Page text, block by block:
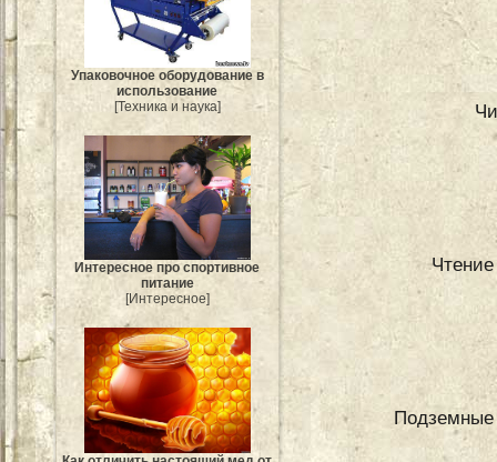
Упаковочное оборудование в
использование
[Техника и наука]
Интересное про спортивное
питание
[Интересное]
Подземные